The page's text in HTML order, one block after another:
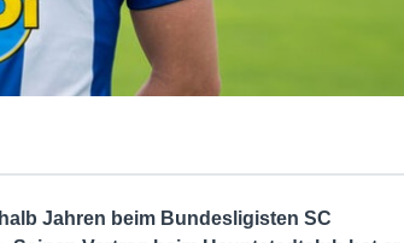
Jahren beim Bundesligisten SC